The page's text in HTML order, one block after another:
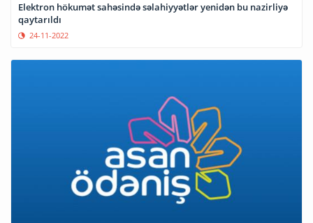
Elektron hökumət sahəsində səlahiyyətlər yenidən bu nazirliyə
qaytarıldı
24-11-2022